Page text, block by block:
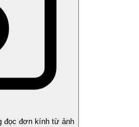
đọc đơn kính từ ảnh